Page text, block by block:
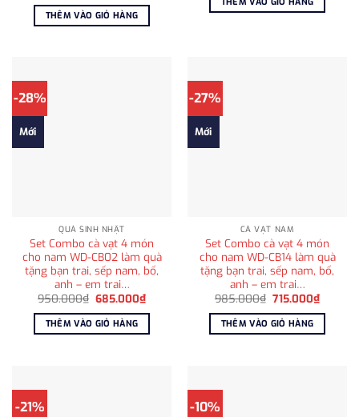
là:
1.025.000₫.
tại
810.000₫.
THÊM VÀO GIỎ HÀNG
525.000₫.
-28%
Mới
QUÀ SINH NHẬT
Set Combo cà vạt 4 món
cho nam WD-CB02 làm quà
tặng bạn trai, sếp nam, bố,
anh – em trai…
950.000₫ Giá
là:
950.000₫.
685.000₫Giá
tại
THÊM VÀO GIỎ HÀNG
-27%
Mới
CÀ VẠT NAM
Set Combo cà vạt 4 món
cho nam WD-CB14 làm quà
tặng bạn trai, sếp nam, bố,
anh – em trai…
985.000₫ Giá
là:
985.000₫.
715.000₫Giá
tại
THÊM VÀO GIỎ HÀNG
-21% -10%